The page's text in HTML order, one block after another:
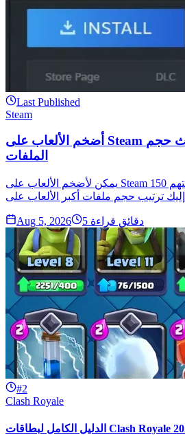
Last Published
Steam
أضخم الألعاب على Steam في عام 2026 من حيث حجم
الملفات
يمكن لأضخم الألعاب على Steam أن تلتهم 150 GB قبل أن ترمش
Aug 5, 2026 5 دقائق قراءة
#2
Clash Royale